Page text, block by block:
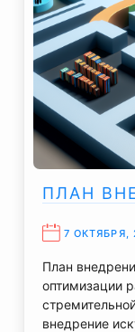
ПЛАН
7 ОКТЯБРЯ,
План
оптимизации
внедрение